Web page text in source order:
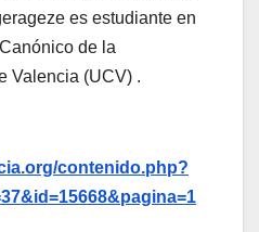
es estudiante en
de la
Valencia (UCV) .
contenido.php?